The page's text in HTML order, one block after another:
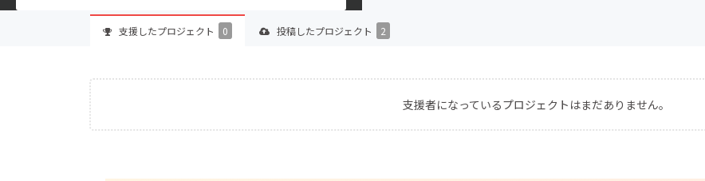
CAMPFIREふるさと納税
machi-ya コミュニティ
支援したプロジェクト 0 投稿したプロジェクト 2
支援者になっているプロジェクトはまだありません。